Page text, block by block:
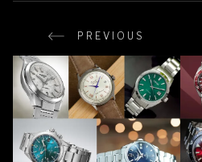
PREVIOUS